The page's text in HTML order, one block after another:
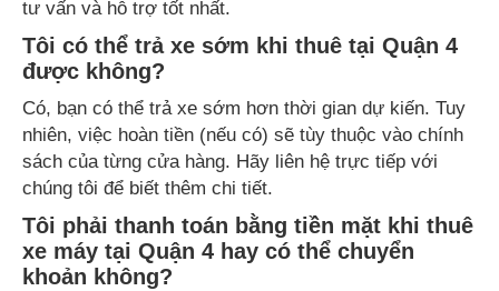
tư vấn và hỗ trợ tốt nhất.
Tôi có thể trả xe sớm khi thuê tại Quận 4
được không?
Có, bạn có thể trả xe sớm hơn thời gian dự kiến. Tuy
nhiên, việc hoàn tiền (nếu có) sẽ tùy thuộc vào chính
sách của từng cửa hàng. Hãy liên hệ trực tiếp với
chúng tôi để biết thêm chi tiết.
Tôi phải thanh toán bằng tiền mặt khi thuê
xe máy tại Quận 4 hay có thể chuyển
khoản không?